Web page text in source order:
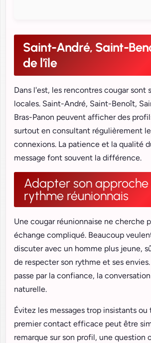
Saint-André, Saint-
de l'île
Dans l'est, les rencontres cougar sont
locales. Saint-André, Saint-Benoît,
Bras-Panon peuvent afficher des
surtout en consultant régulièrement
connexions. La patience et la qualité
message font souvent la différence.
Adapter son approche
rythme réunionnais
Une cougar réunionnaise ne cherche
échange compliqué. Beaucoup
discuter avec un homme plus jeune,
de respecter son rythme et ses
passe par la confiance, la
naturelle.
Évitez les messages trop insistants ou
premier contact efficace peut être
remarque sur son profil, une question